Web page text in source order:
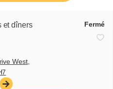
et dîners Fermé
West,